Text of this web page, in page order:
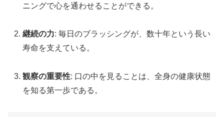
ニングで心を通わせることができる。
継続の力: 毎日のブラッシングが、数十年という長い
寿命を支えている。
観察の重要性: 口の中を見ることは、全身の健康状態
を知る第一歩である。